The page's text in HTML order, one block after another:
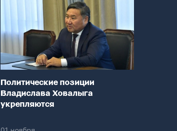
Политические позиции
Владислава Ховалыга
укрепляются